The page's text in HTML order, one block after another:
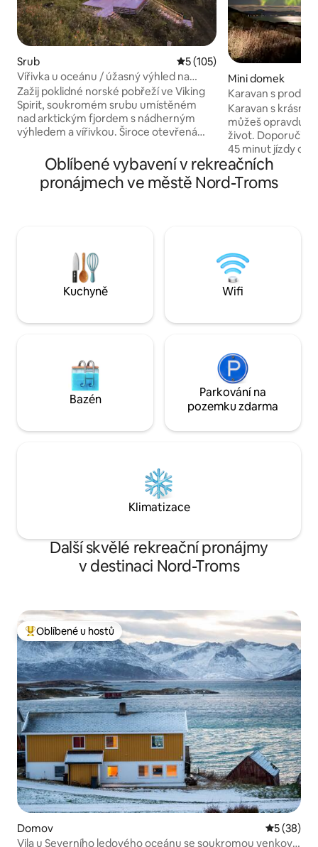
Srub Průměrné hodnocení 5 z 5,
5 (105)
Vířivka u oceánu / úžasný výhled na
fjord / soukromí
Zažij poklidné norské pobřeží ve Viking
Spirit, soukromém srubu umístěném
nad arktickým fjordem s nádherným
výhledem a vířivkou. Široce otevřená
ideální pro pozorování polární záře.
YouTube Video: search
"@Northscapecollection'' channel-video
near attractions (dog sping, skiing, city
Mini domek
Karavan s
výhledem
Karavan s
můžeš opravdu
život. Doporučit auto, protože je to asi
45 minut jízdy od
20 minut jízdy do
Užij si moře a
jedinečném
lednička, jídelna ,
mulihet pro jedno vaření
turistický terén
Oblíbené vybavení v rekreačních
pronájmech ve městě Nord-Troms
Kuchyně Wifi
Bazén
Parkování na
pozemku zdarma
Klimatizace
Další skvělé rekreační pronájmy
v destinaci Nord-Troms
Nejlepší v kategorii Oblíbené u hostů
Oblíbené u hostů
Domov Průměrné
5 (38)
Vila u Severního ledového oceánu se soukromou venkovní